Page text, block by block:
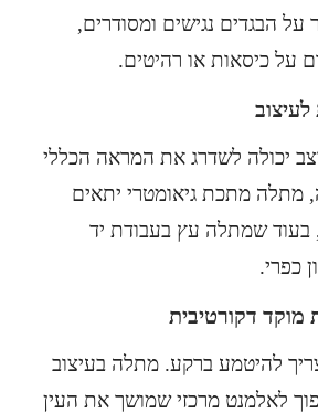
הבגדים נגישים ומסודרים,
על כיסאות או רהיטים.
יכולה לשדרג את המראה הכללי
מתלה מתכת גיאומטרי יתאים
בעוד שמתלה עץ בעבודת יד
כפרי.
להיטמע ברקע. מתלה בעיצוב
לאלמנט מרכזי שמושך את העין